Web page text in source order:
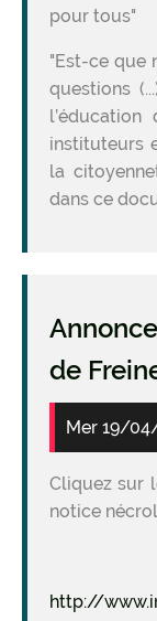
pour tous"
"Est-ce que
questions
l’éducation
instituteurs
la
dans ce
de
Mer 19/
Cliquez sur
notice
http://